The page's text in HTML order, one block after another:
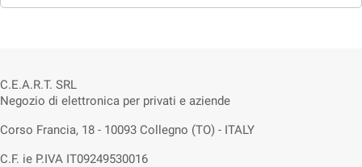
C.E.A.R.T. SRL
Negozio di elettronica per privati e aziende
Corso Francia, 18 - 10093 Collegno (TO) - ITALY
C.F. ie P.IVA IT09249530016